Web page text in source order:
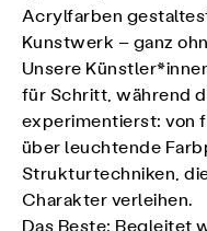
Acrylfarben
Kunstwerk – ganz
Unsere
für Schritt, während
experimentierst: von
über leuchtende
Strukturtechniken,
Charakter verleihen.
Das Beste: Begleitet